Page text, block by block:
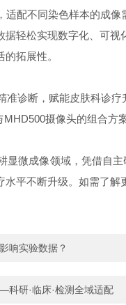
适配不同染色样本的成
据轻松实现数字化、可
拓展性。
准诊断，赋能皮肤科诊疗
MHD500摄像头的组合
显微成像领域，凭借自
平不断升级。如需了
响实验数据？
研·临床·检测全域适配